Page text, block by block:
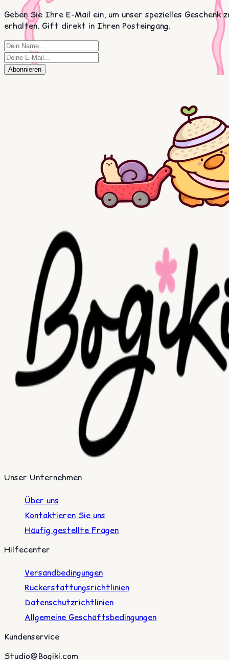
Geben Sie Ihre E-Mail ein, um unser spezielles Geschenk
erhalten. Gift direkt in Ihren Posteingang.
Abonnieren
Unser Unternehmen
Über uns
Kontaktieren Sie uns
Häufig gestellte Fragen
Hilfecenter
Versandbedingungen
Rückerstattungsrichtlinien
Datenschutzrichtlinien
Allgemeine Geschäftsbedingungen
Kundenservice
Studio@Bogiki.com